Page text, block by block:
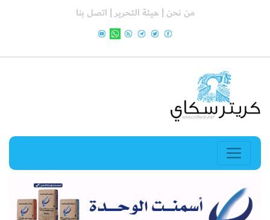
من نحن | هيئة التحرير | اتصل بنا